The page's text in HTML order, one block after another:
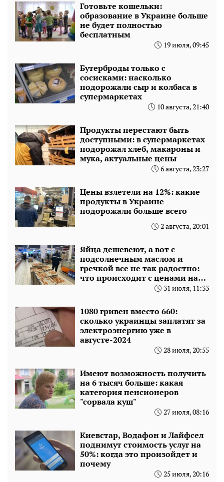
Готовьте кошельки:
образование в Украине больше
не будет полностью
бесплатным
19 июля, 09:45
Бутерброды только с
сосисками: насколько
подорожали сыр и колбаса в
супермаркетах
10 августа, 21:40
Продукты перестают быть
доступными: в супермаркетах
подорожал хлеб, макароны и
мука, актуальные цены
6 августа, 23:27
Цены взлетели на 12%: какие
продукты в Украине
подорожали больше всего
2 августа, 20:01
Яйца дешевеют, а вот с
подсолнечным маслом и
гречкой все не так радостно:
что происходит с ценами на
базовые продукты
31 июля, 11:33
1080 гривен вместо 660:
сколько украинцы заплатят за
электроэнергию уже в
августе-2024
28 июля, 20:55
Имеют возможность получить
на 6 тысяч больше: какая
категория пенсионеров
"сорвала куш"
27 июля, 08:16
Киевстар, Водафон и Лайфсел
поднимут стоимость услуг на
50%: когда это произойдет и
почему
25 июля, 20:16